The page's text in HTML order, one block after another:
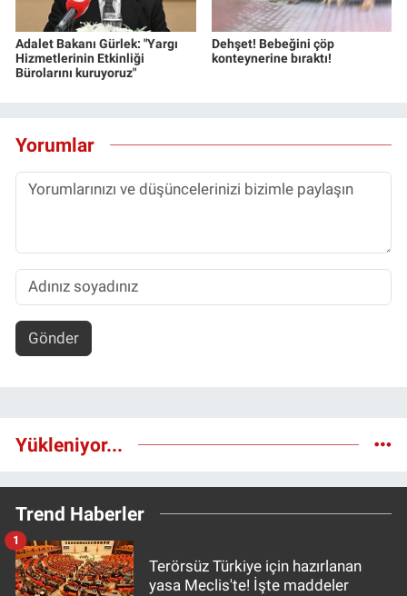
Adalet Bakanı Gürlek: "Yargı
Hizmetlerinin Etkinliği
Bürolarını kuruyoruz"
Dehşet! Bebeğini çöp
konteynerine bıraktı!
Yorumlar
Gönder
Yükleniyor...
Trend Haberler
Terörsüz Türkiye için hazırlanan
yasa Meclis'te! İşte maddeler
1